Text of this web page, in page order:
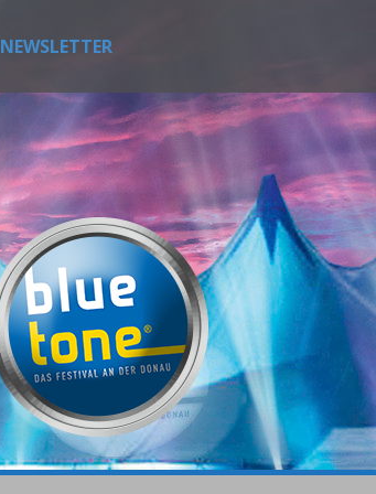
NEWSLETTER